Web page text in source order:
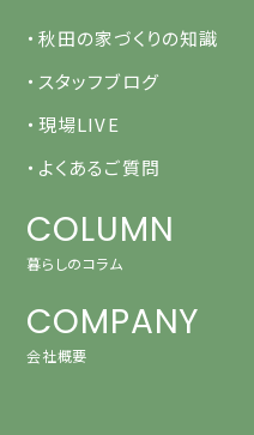
・秋田の家づくりの知識
・スタッフブログ
・現場LIVE
・よくあるご質問
COLUMN
暮らしのコラム
COMPANY
会社概要